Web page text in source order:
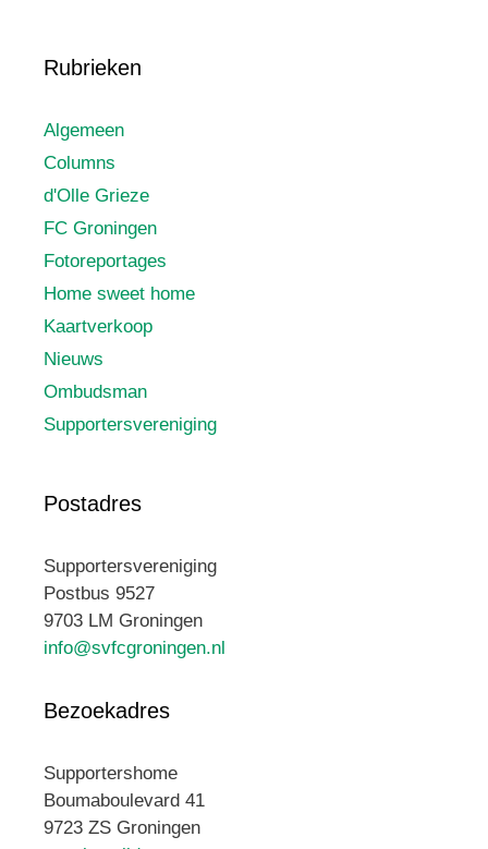
Rubrieken
Algemeen
Columns
d'Olle Grieze
FC Groningen
Fotoreportages
Home sweet home
Kaartverkoop
Nieuws
Ombudsman
Supportersvereniging
Postadres
Supportersvereniging
Postbus 9527
9703 LM Groningen
info@svfcgroningen.nl
Bezoekadres
Supportershome
Boumaboulevard 41
9723 ZS Groningen